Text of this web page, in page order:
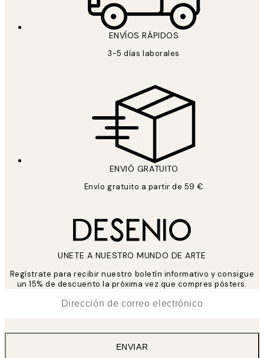
ENVÍOS RÁPIDOS
3-5 días laborales
ENVIÓ GRATUITO
Envío gratuito a partir de 59 €
UNETE A NUESTRO MUNDO DE ARTE
Regístrate para recibir nuestro boletín informativo y consigue
un 15% de descuento la próxima vez que compres pósters.
ENVIAR